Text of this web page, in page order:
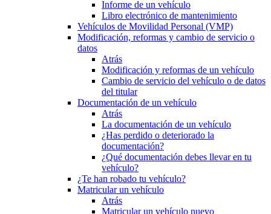
Informe de un vehículo
Libro electrónico de mantenimiento
Vehículos de Movilidad Personal (VMP)
Modificación, reformas y cambio de servicio o
datos
Atrás
Modificación y reformas de un vehículo
Cambio de servicio del vehículo o de datos
del titular
Documentación de un vehículo
Atrás
La documentación de un vehículo
¿Has perdido o deteriorado la
documentación?
¿Qué documentación debes llevar en tu
vehículo?
¿Te han robado tu vehículo?
Matricular un vehículo
Atrás
Matricular un vehículo nuevo